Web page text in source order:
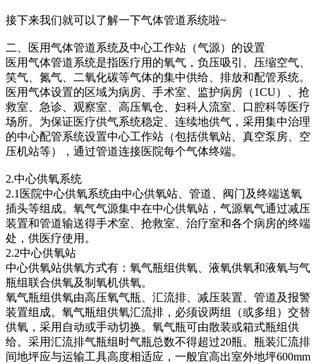
接下来我们就可以了解一下气体管道系统啦~
二、医用气体管道系统及中心工作站（气源）的设置
医用气体管道系统是指医疗用的氧气，负压吸引、压缩空气、
笑气、氮气、二氧化碳等气体的集中供给、排放和配管系统。
医用气体设置的区域为病房、手术室、监护病房（1CU）、抢
救室、急诊、观察室、高压氧仓、妇科人流室、口腔科等医疗
场所。为保证医疗供气系统稳定、连续地供气，采用集中治理
的中心配管系统设置中心工作站（包括供氧站、真空泵房、空
压机站等），通过管道连接医院每个气体终端。
2.中心供氧系统
2.1医院中心供氧系统由中心供氧站、管道、阀门及终端送氧
插头等组成。氧气气源集中在中心供氧站，气源氧气通过减压
装置和管道输送得手术室、抢救室、治疗室和各个病房的终端
处，供医疗使用。
2.2中心供氧站
中心供氧站供氧方式有：氧气瓶组供氧、液氧供氧和液氧与气
瓶组联合供氧及制氧机供氧。
氧气瓶组供氧由高压氧气瓶、汇流排、减压装置、管道及报警
装置组成。氧气瓶组供氧汇流排，必须设两组（或多组）交替
供氧，采用自动或手动切换。氧气瓶可由散装或箱式瓶组供
给。采用汇流排气瓶组时气瓶总数不得超过20瓶。瓶装汇流排
间地坪应与运输工具高度相适应，一般宜高出室外地坪600mm